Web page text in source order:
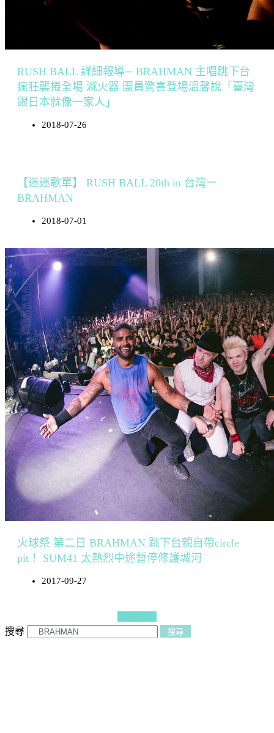
RUSH BALL 詳細報導─ BRAHMAN 主唱跳下台
瘋狂襲捲全場 滅火器 團員驚喜登場溫馨說「臺灣
跟日本就像一家人」
2018-07-26
【迷迷歌單】 RUSH BALL 20th in 台灣ー
BRAHMAN
2018-07-01
火球祭 第二日 BRAHMAN 跳下台親自帶circle
pit！ SUM41 太熱烈中途暫停修護城河
2017-09-27
搜尋
搜尋